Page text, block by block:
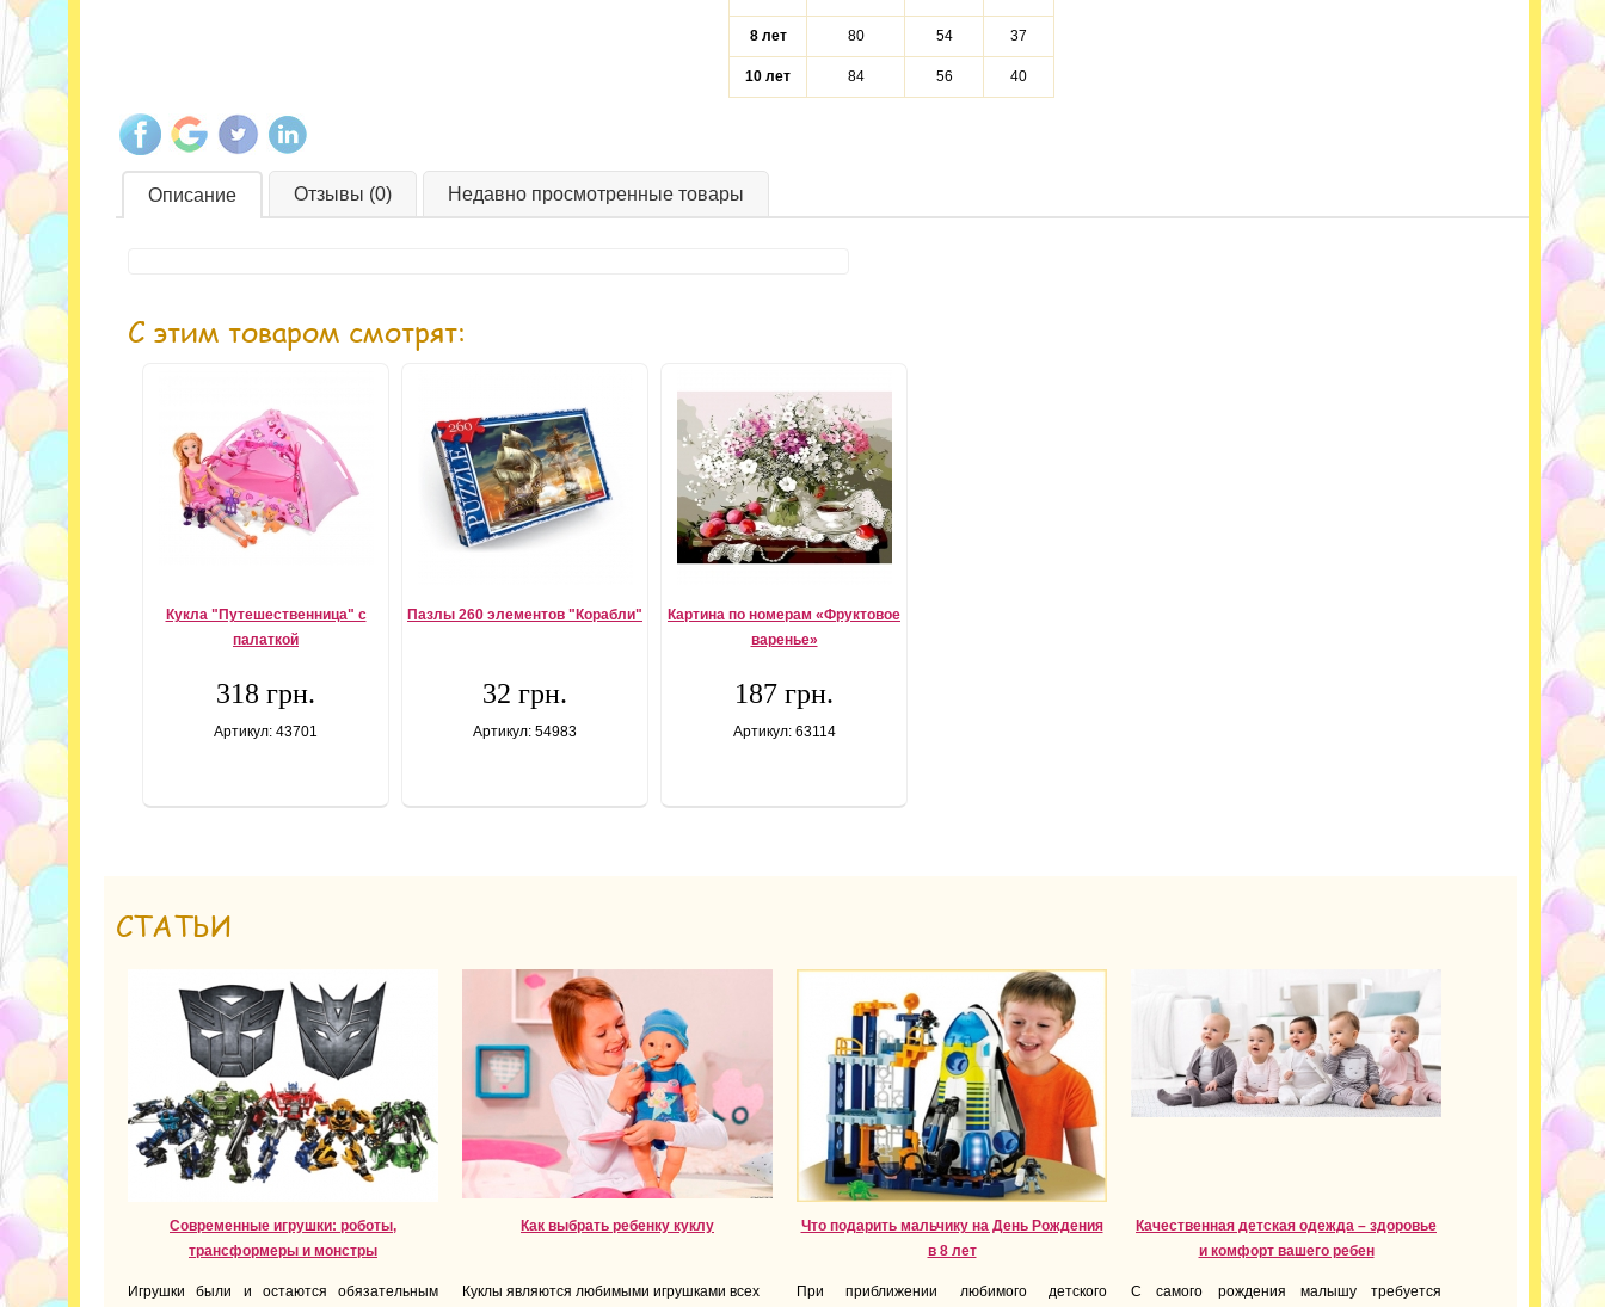
8 лет 80 54 37
10 лет 84 56 40
Описание Отзывы (0) Недавно просмотренные товары
С этим товаром смотрят:
Кукла "Путешественница" с
палаткой
318 грн.
Артикул: 43701
Пазлы 260 элементов "Корабли"
32 грн.
Артикул: 54983
Картина по номерам «Фруктовое
варенье»
187 грн.
Артикул: 63114
СТАТЬИ
Современные игрушки: роботы,
трансформеры и монстры
Игрушки были и остаются обязательным
Как выбрать ребенку куклу
Куклы являются любимыми игрушками всех
Что подарить мальчику на День Рождения
в 8 лет
При приближении любимого детского
Качественная детская одежда – здоровье
и комфорт вашего ребен
С самого рождения малышу требуется